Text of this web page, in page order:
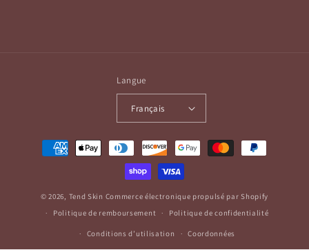
Langue
Français
Moyens
© 2026, Tend Skin Commerce électronique propulsé par Shopify
Politique de remboursement
Politique de confidentialité
Conditions d’utilisation Coordonnées